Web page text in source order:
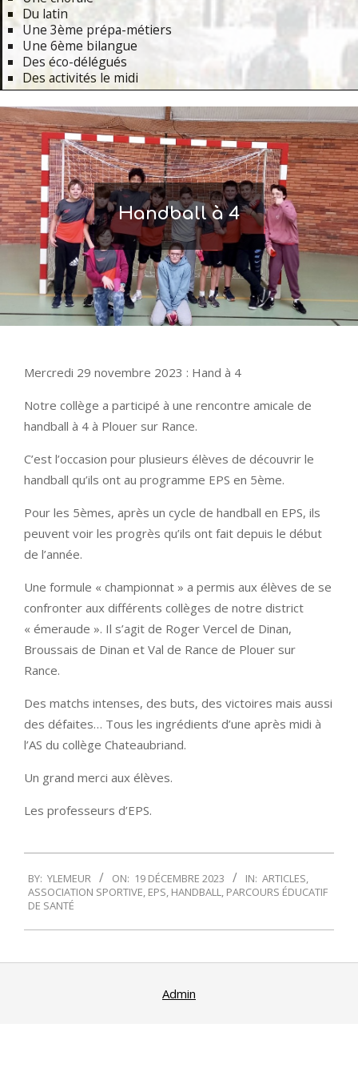
Du latin
Une 3ème prépa-métiers
Une 6ème bilangue
Des éco-délégués
Des activités le midi
Navigation
Menu
Handball à 4
Mercredi 29 novembre 2023 : Hand à 4
Notre collège a participé à une rencontre amicale de
handball à 4 à Plouer sur Rance.
C’est l’occasion pour plusieurs élèves de découvrir le
handball qu’ils ont au programme EPS en 5ème.
Pour les 5èmes, après un cycle de handball en EPS, ils
peuvent voir les progrès qu’ils ont fait depuis le début
de l’année.
Une formule « championnat » a permis aux élèves de se
confronter aux différents collèges de notre district
« émeraude ». Il s’agit de Roger Vercel de Dinan,
Broussais de Dinan et Val de Rance de Plouer sur
Rance.
Des matchs intenses, des buts, des victoires mais aussi
des défaites… Tous les ingrédients d’une après midi à
l’AS du collège Chateaubriand.
Un grand merci aux élèves.
Les professeurs d’EPS.
12-
19
BY: YLEMEUR ON: 19 DÉCEMBRE 2023 IN: ARTICLES,
ASSOCIATION SPORTIVE, EPS, HANDBALL, PARCOURS ÉDUCATIF
DE SANTÉ
Admin